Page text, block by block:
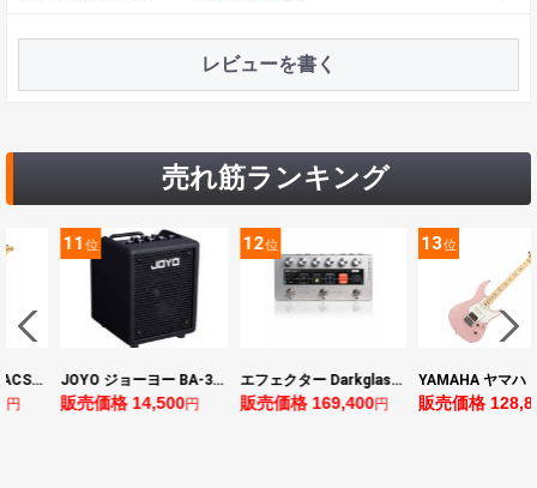
レビューを書く
売れ筋ランキング
YAMAHA ヤマハ PACS+12 ASP Pacifica Standard Plus パシフィカスタンダードプラス エレキギター
円
11位
JOYO ジョーヨー BA-30 VIBE CUBE BLK 30W 小型ベースアンプ Bluetooth+OTGオーディオI/F搭載
販売価格 14,500円
12位
エフェクター Darkglass Electronics Anagram ベースエフェクター プリアンプ ダークグラス アナグラム
販売価格 169,400円
13位
販売価格